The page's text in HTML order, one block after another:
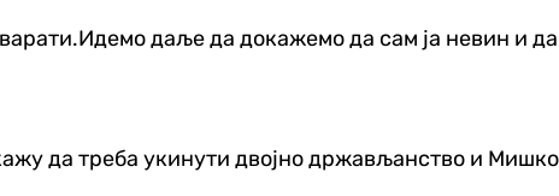
даље да докажемо да сам ја невин и да
да треба укинути двојно држављанство и